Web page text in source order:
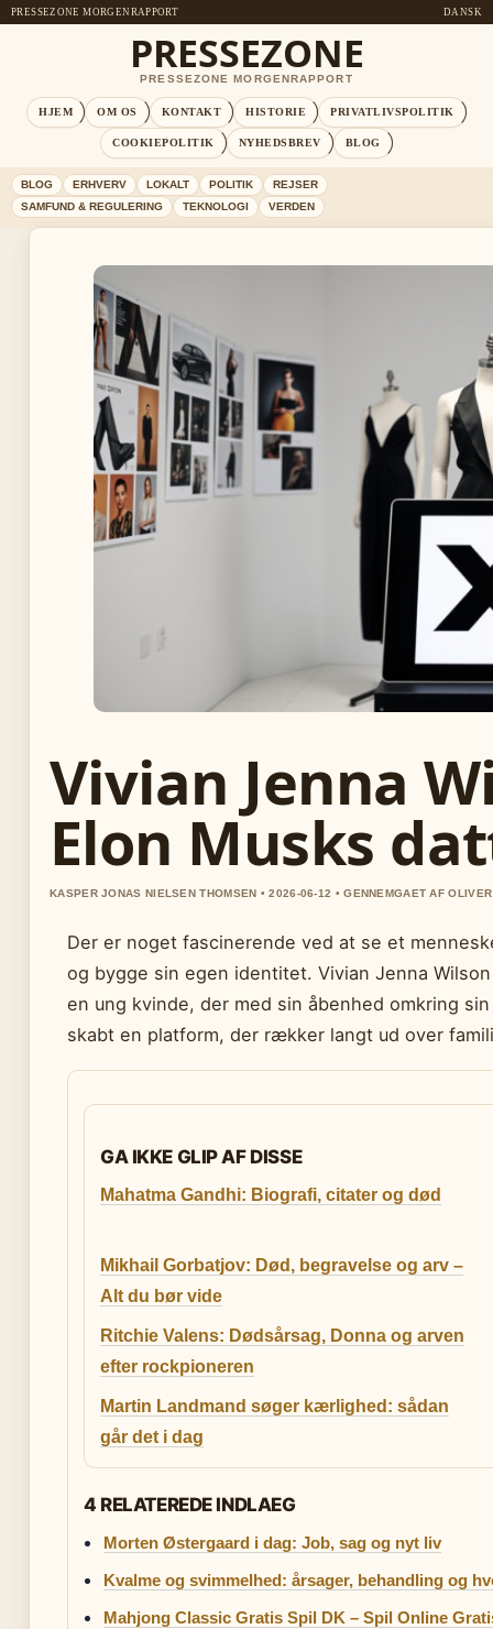
PRESSEZONE MORGENRAPPORT DANSK
PRESSEZONE
PRESSEZONE MORGENRAPPORT
HJEM OM OS KONTAKT HISTORIE PRIVATLIVSPOLITIK
COOKIEPOLITIK NYHEDSBREV BLOG
BLOG ERHVERV LOKALT POLITIK
REJSER
SAMFUND & REGULERING
TEKNOLOGI VERDEN
Vivian Jenna
Elon Musks
KASPER JONAS NIELSEN THOMSEN • 2026-06-12 • GENNEMGAET AF
Der er noget fascinerende ved at se et
og bygge sin egen identitet. Vivian Jenna
en ung kvinde, der med sin åbenhed omkring
skabt en platform, der rækker langt ud over
GA IKKE GLIP AF DISSE
Mahatma Gandhi: Biografi, citater og død
Mikhail Gorbatjov: Død, begravelse og arv –
Alt du bør vide
Ritchie Valens: Dødsårsag, Donna og arven
efter rockpioneren
Martin Landmand søger kærlighed: sådan
går det i dag
4 RELATEREDE INDLAEG
Morten Østergaard i dag: Job, sag og nyt liv
Kvalme og svimmelhed: årsager, behandling og
Mahjong Classic Gratis Spil DK – Spil Online